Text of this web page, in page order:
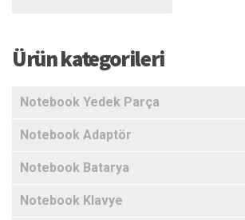
Ürün kategorileri
Notebook Yedek Parça
Notebook Adaptör
Notebook Batarya
Notebook Klavye